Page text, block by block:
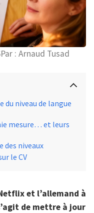
Par : Arnaud Tusad
du niveau de langue
mesure… et leurs
des niveaux
le CV
et l’allemand à
de mettre à jour